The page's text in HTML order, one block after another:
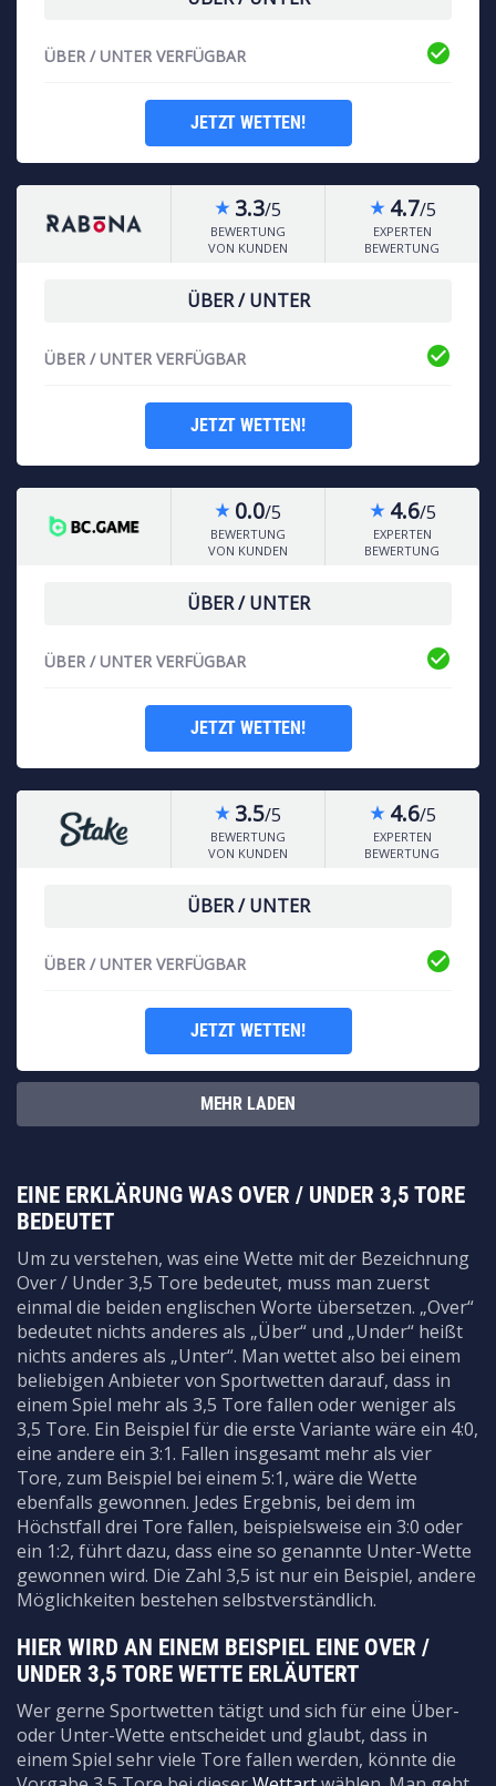
ÜBER / UNTER VERFÜGBAR check_circle
JETZT WETTEN!
star_rate 3.3/5
BEWERTUNG
VON KUNDEN
star_rate 4.7/5
EXPERTEN
BEWERTUNG
ÜBER / UNTER
ÜBER / UNTER VERFÜGBAR check_circle
JETZT WETTEN!
star_rate 0.0/5
BEWERTUNG
VON KUNDEN
star_rate 4.6/5
EXPERTEN
BEWERTUNG
ÜBER / UNTER
ÜBER / UNTER VERFÜGBAR check_circle
JETZT WETTEN!
star_rate 3.5/5
BEWERTUNG
VON KUNDEN
star_rate 4.6/5
EXPERTEN
BEWERTUNG
ÜBER / UNTER
ÜBER / UNTER VERFÜGBAR check_circle
JETZT WETTEN!
MEHR LADEN
EINE ERKLÄRUNG WAS OVER / UNDER 3,5 TORE
BEDEUTET
Um zu verstehen, was eine Wette mit der Bezeichnung
Over / Under 3,5 Tore bedeutet, muss man zuerst
einmal die beiden englischen Worte übersetzen. „Over“
bedeutet nichts anderes als „Über“ und „Under“ heißt
nichts anderes als „Unter“. Man wettet also bei einem
beliebigen Anbieter von Sportwetten darauf, dass in
einem Spiel mehr als 3,5 Tore fallen oder weniger als
3,5 Tore. Ein Beispiel für die erste Variante wäre ein 4:0,
eine andere ein 3:1. Fallen insgesamt mehr als vier
Tore, zum Beispiel bei einem 5:1, wäre die Wette
ebenfalls gewonnen. Jedes Ergebnis, bei dem im
Höchstfall drei Tore fallen, beispielsweise ein 3:0 oder
ein 1:2, führt dazu, dass eine so genannte Unter-Wette
gewonnen wird. Die Zahl 3,5 ist nur ein Beispiel, andere
Möglichkeiten bestehen selbstverständlich.
HIER WIRD AN EINEM BEISPIEL EINE OVER /
UNDER 3,5 TORE WETTE ERLÄUTERT
Wer gerne Sportwetten tätigt und sich für eine Über-
oder Unter-Wette entscheidet und glaubt, dass in
einem Spiel sehr viele Tore fallen werden, könnte die